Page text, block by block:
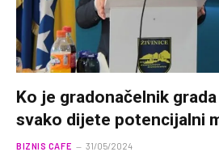
Ko je gradonačelnik
svako dijete potencijalni
BIZNIS CAFE 31/05/2024